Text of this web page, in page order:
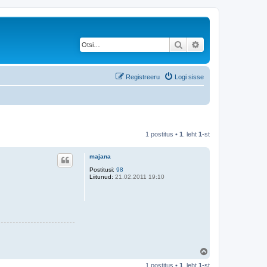
Otsi
Logi sisse
Registreeru
1 postitus • 1 . leht 1-st
majana
Postitusi: 98
Liitunud: 21.02.2011 19:10
1 postitus • 1 . leht 1-st